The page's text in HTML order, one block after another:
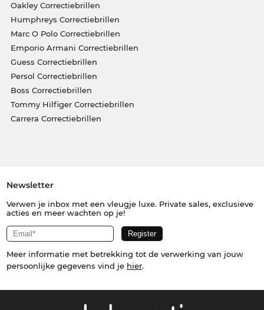
Oakley Correctiebrillen
Humphreys Correctiebrillen
Marc O Polo Correctiebrillen
Emporio Armani Correctiebrillen
Guess Correctiebrillen
Persol Correctiebrillen
Boss Correctiebrillen
Tommy Hilfiger Correctiebrillen
Carrera Correctiebrillen
Newsletter
Verwen je inbox met een vleugje luxe. Private sales, exclusieve
acties en meer wachten op je!
Meer informatie met betrekking tot de verwerking van jouw
persoonlijke gegevens vind je hier.